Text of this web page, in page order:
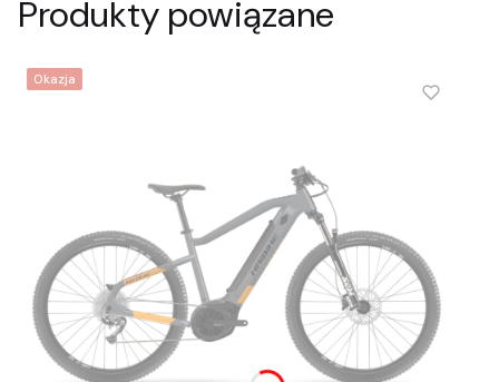
Produkty powiązane
Okazja